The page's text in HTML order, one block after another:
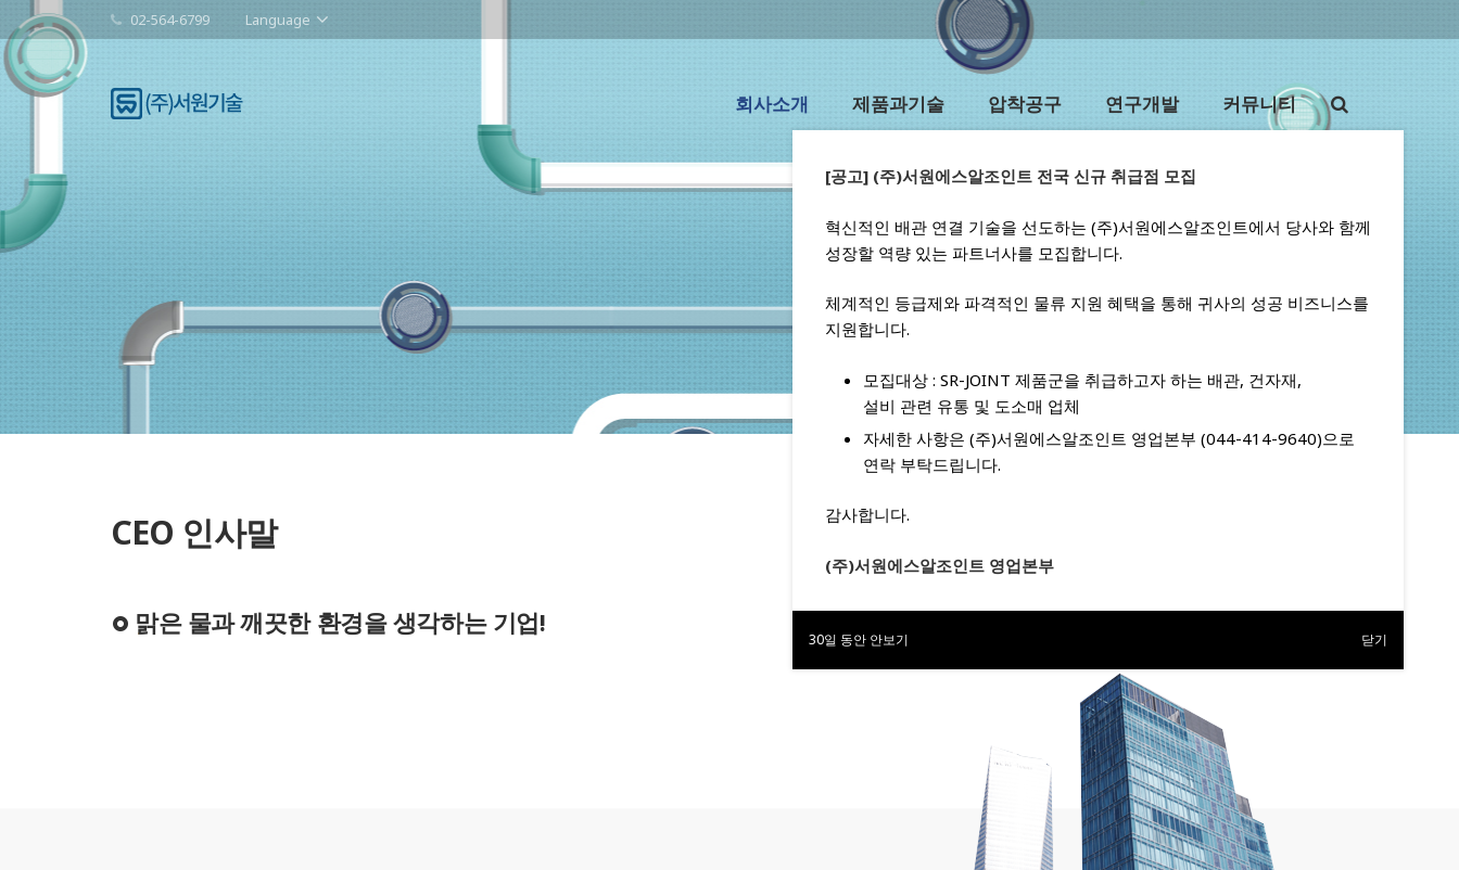
02-564-6799 Language
회사소개 제품과기술 압착공구 연구개발 커뮤니티
CEO 인사말
맑은 물과 깨끗한 환경을 생각하는 기업!
[공고] (주)서원에스알조인트 전국 신규 취급점 모집
혁신적인 배관 연결 기술을 선도하는 (주)서원에스알조인트에서 당사와 함께
성장할 역량 있는 파트너사를 모집합니다.
체계적인 등급제와 파격적인 물류 지원 혜택을 통해 귀사의 성공 비즈니스를
지원합니다.
모집대상 : SR-JOINT 제품군을 취급하고자 하는 배관, 건자재,
설비 관련 유통 및 도소매 업체
자세한 사항은 (주)서원에스알조인트 영업본부 (044-414-9640)으로
연락 부탁드립니다.
감사합니다.
(주)서원에스알조인트 영업본부
30일 동안 안보기 닫기